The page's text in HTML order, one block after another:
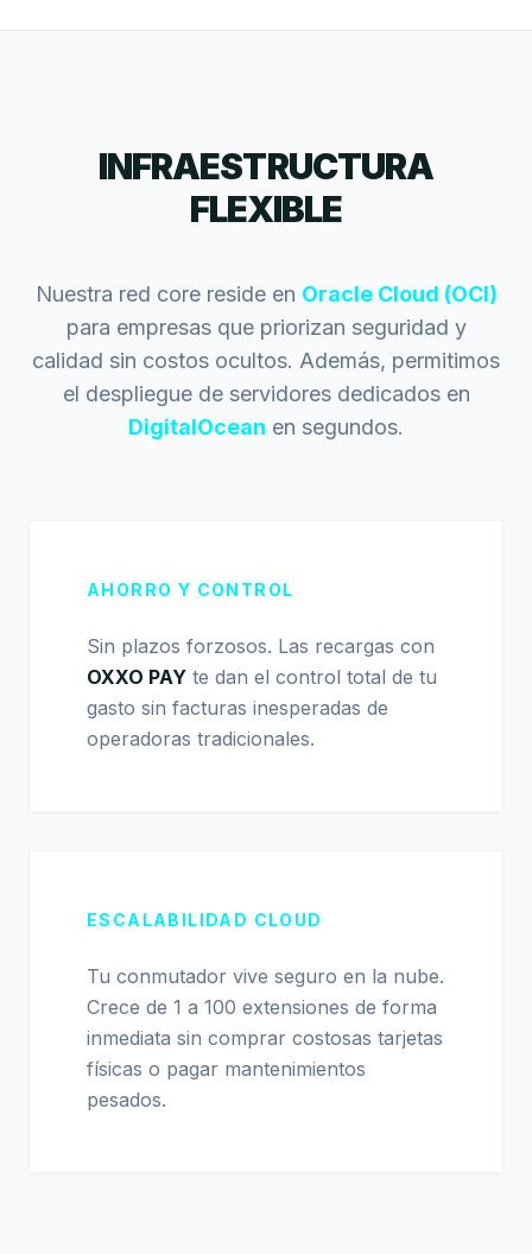
INFRAESTRUCTURA
FLEXIBLE
Nuestra red core reside en Oracle Cloud (OCI)
para empresas que priorizan seguridad y
calidad sin costos ocultos. Además, permitimos
el despliegue de servidores dedicados en
DigitalOcean en segundos.
AHORRO Y CONTROL
Sin plazos forzosos. Las recargas con
OXXO PAY te dan el control total de tu
gasto sin facturas inesperadas de
operadoras tradicionales.
ESCALABILIDAD CLOUD
Tu conmutador vive seguro en la nube.
Crece de 1 a 100 extensiones de forma
inmediata sin comprar costosas tarjetas
físicas o pagar mantenimientos
pesados.